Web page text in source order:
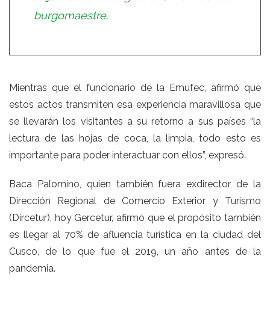
burgomaestre.
Mientras que el funcionario de la Emufec, afirmó que
estos actos transmiten esa experiencia maravillosa que
se llevarán los visitantes a su retorno a sus países “la
lectura de las hojas de coca, la limpia, todo esto es
importante para poder interactuar con ellos”, expresó.
Baca Palomino, quien también fuera exdirector de la
Dirección Regional de Comercio Exterior y Turismo
(Dircetur), hoy Gercetur, afirmó que el propósito también
es llegar al 70% de afluencia turística en la ciudad del
Cusco, de lo que fue el 2019, un año antes de la
pandemia.